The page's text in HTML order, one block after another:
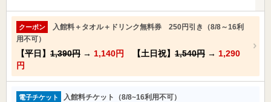
クーポン
入館料＋タオル＋ドリンク無料券 250円引き（8/8～16利
用不可）
【平日】 1,390円 → 1,140円 【土日祝】 1,540円 → 1,290
円
電子チケット 入館料チケット（8/8~16利用不可）